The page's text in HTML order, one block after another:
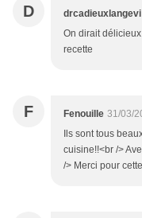
D drcadieuxlangevi
On dirait
recette
F Fenouille 31/03/
Ils sont tous
cuisine!!<br />
/> Merci pour